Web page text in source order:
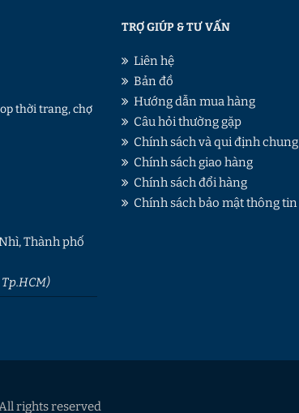
thời trang, chợ
Thành phố
TRỢ GIÚP & TƯ VẤN
Liên hệ
Bản đồ
Hướng dẫn mua hàng
Câu hỏi thường gặp
Chính sách và qui định chung
Chính sách giao hàng
Chính sách đổi hàng
Chính sách bảo mật thông tin
rights reserved